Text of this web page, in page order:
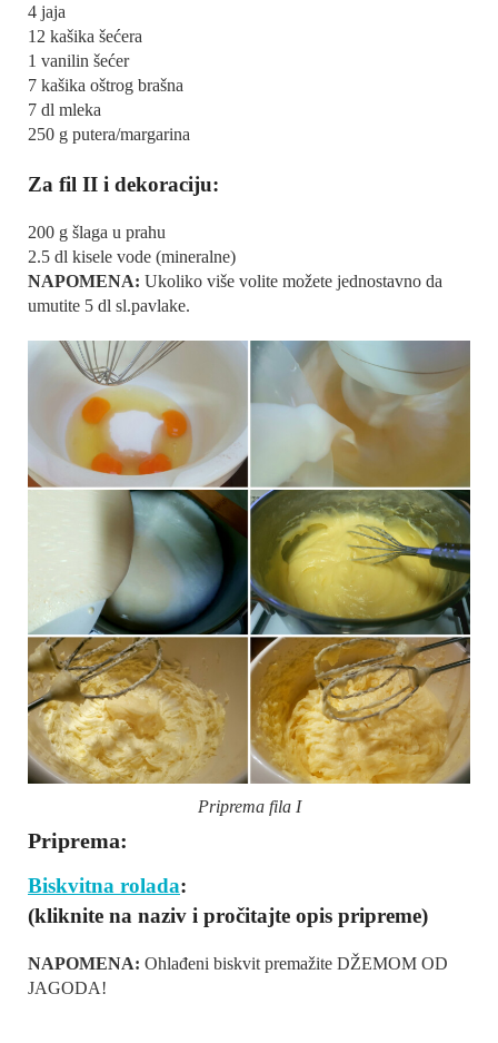
4 jaja
12 kašika šećera
1 vanilin šećer
7 kašika oštrog brašna
7 dl mleka
250 g putera/margarina
Za fil II i dekoraciju:
200 g šlaga u prahu
2.5 dl kisele vode (mineralne)
NAPOMENA: Ukoliko više volite možete jednostavno da
umutite 5 dl sl.pavlake.
Priprema fila I
Priprema:
Biskvitna rolada:
(kliknite na naziv i pročitajte opis pripreme)
NAPOMENA: Ohlađeni biskvit premažite DŽEMOM OD
JAGODA!